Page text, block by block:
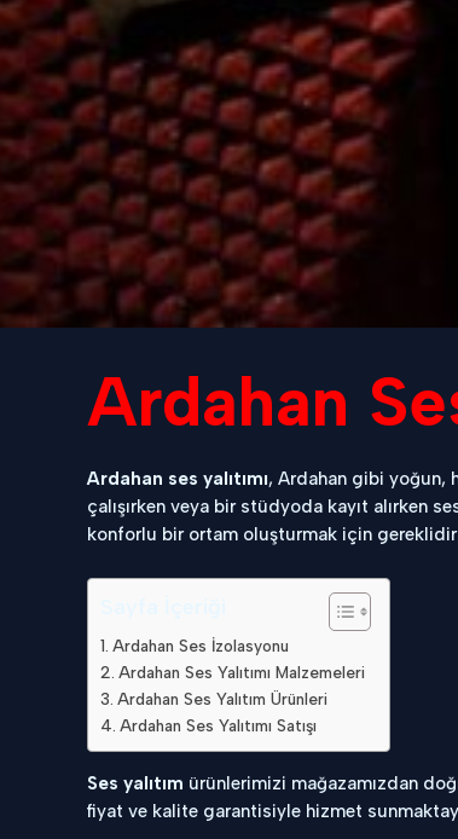
Ardahan
Ardahan ses yalıtımı, Ardahan gibi yoğun,
çalışırken veya bir stüdyoda kayıt alırken
konforlu bir ortam oluşturmak için
Ardahan Ses İzolasyonu
Ardahan Ses Yalıtımı Malzemeleri
Ardahan Ses Yalıtım Ürünleri
Ardahan Ses Yalıtımı Satışı
Ses yalıtım ürünlerimizi mağazamızdan
fiyat ve kalite garantisiyle hizmet